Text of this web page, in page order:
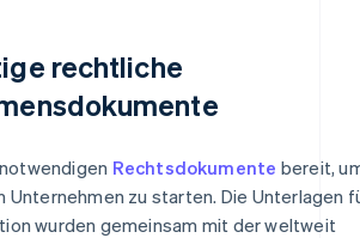
rechtliche
Rechtsdokumente bereit,
Unternehmen zu starten. Die Unterlagen
wurden gemeinsam mit der weltweit